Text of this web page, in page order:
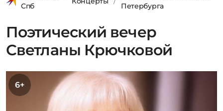
Спб
Петербурга
Поэтический вечер
Светланы Крючковой
6+